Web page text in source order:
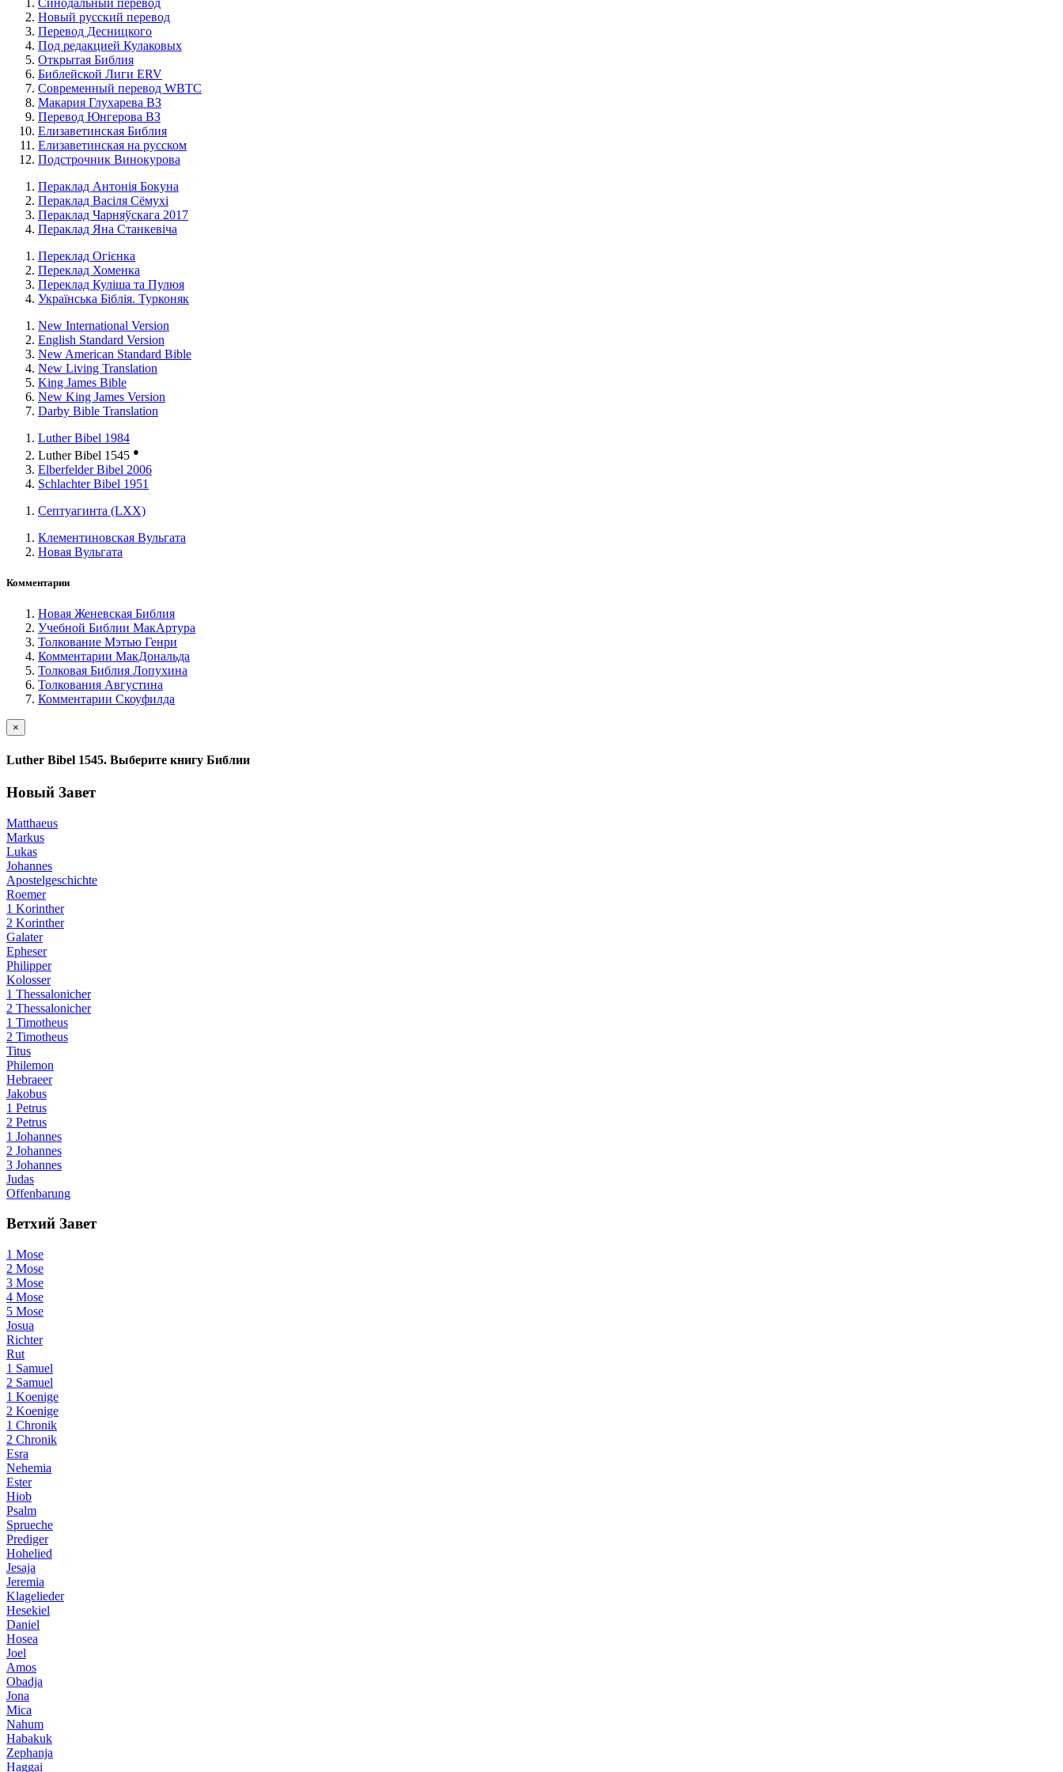
Новый русский перевод
Перевод Десницкого
Под редакцией Кулаковых
Открытая Библия
Библейской Лиги ERV
Cовременный перевод WBTC
Макария Глухарева ВЗ
Перевод Юнгерова ВЗ
Елизаветинская Библия
Елизаветинская на русском
Подстрочник Винокурова
Пераклад Антонія Бокуна
Пераклад Васіля Сёмухі
Пераклад Чарняўскага 2017
Пераклад Яна Станкевіча
Переклад Огієнка
Переклад Хоменка
Переклад Куліша та Пулюя
Українська Біблія. Турконяк
New International Version
English Standard Version
New American Standard Bible
New Living Translation
King James Bible
New King James Version
Darby Bible Translation
Luther Bibel 1984
Luther Bibel 1545 ●
Elberfelder Bibel 2006
Schlachter Bibel 1951
Септуагинта (LXX)
Клементиновская Вульгата
Новая Вульгата
Комментарии
Новая Женевская Библия
Учебной Библии МакАртура
Толкование Мэтью Генри
Комментарии МакДональда
Толковая Библия Лопухина
Толкования Августина
Комментарии Скоуфилда
×
Luther Bibel 1545. Выберите книгу Библии
Новый Завет
Matthaeus
Markus
Lukas
Johannes
Apostelgeschichte
Roemer
1 Korinther
2 Korinther
Galater
Epheser
Philipper
Kolosser
1 Thessalonicher
2 Thessalonicher
1 Timotheus
2 Timotheus
Titus
Philemon
Hebraeer
Jakobus
1 Petrus
2 Petrus
1 Johannes
2 Johannes
3 Johannes
Judas
Offenbarung
Ветхий Завет
1 Mose
2 Mose
3 Mose
4 Mose
5 Mose
Josua
Richter
Rut
1 Samuel
2 Samuel
1 Koenige
2 Koenige
1 Chronik
2 Chronik
Esra
Nehemia
Ester
Hiob
Psalm
Sprueche
Prediger
Hohelied
Jesaja
Jeremia
Klagelieder
Hesekiel
Daniel
Hosea
Joel
Amos
Obadja
Jona
Mica
Nahum
Habakuk
Zephanja
Haggai